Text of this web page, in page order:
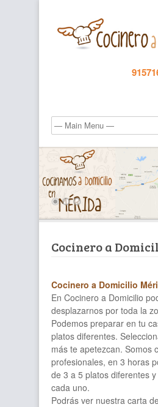
Cocinero a
Cocinero a Domicilio
En Cocinero a Domicilio
desplazarnos por toda la
Podemos preparar en tu
platos diferentes.
más te apetezcan. Somos
profesionales, en 3 horas
de 3 a 5 platos diferentes
cada uno.
Podrás ver nuestra carta